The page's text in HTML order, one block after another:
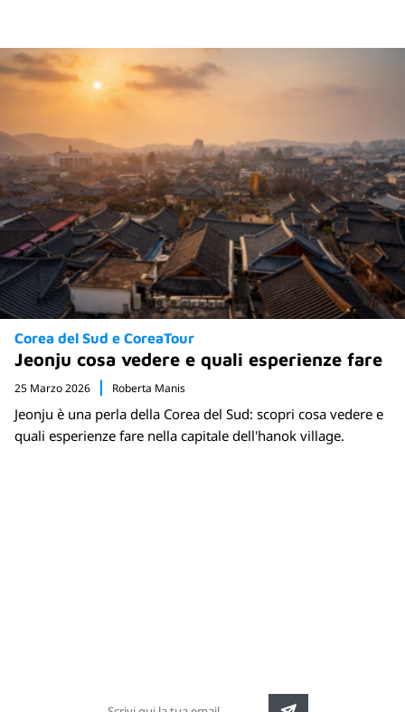
Corea del Sud e CoreaTour
Jeonju cosa vedere e quali esperienze fare
25 Marzo 2026 Roberta Manis
Jeonju è una perla della Corea del Sud: scopri cosa vedere e
quali esperienze fare nella capitale dell'hanok village.